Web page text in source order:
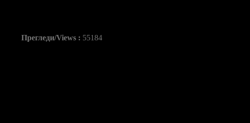
Прегледи/Views : 55184